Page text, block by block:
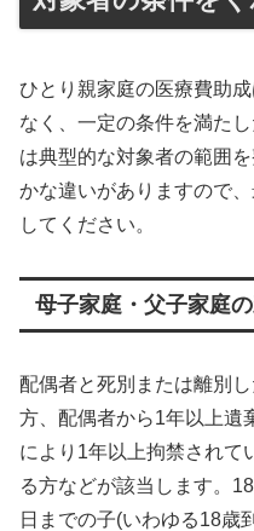
ひとり親家庭の医療費助
なく、一定の条件を満た
は典型的な対象者の範囲
かな違いがありますので
してください。
母子家庭・父子家庭
配偶者と死別または離別
方、配偶者から1年以上遺
により1年以上拘禁されて
る方などが該当します。
日までの子(いわゆる18歳